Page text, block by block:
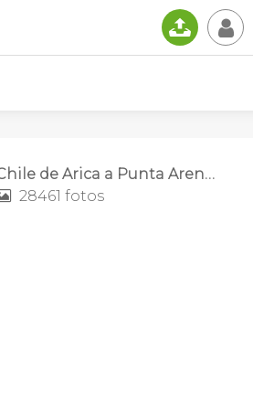
📤 👤
Chile de Arica a Punta Arenas
28461 fotos